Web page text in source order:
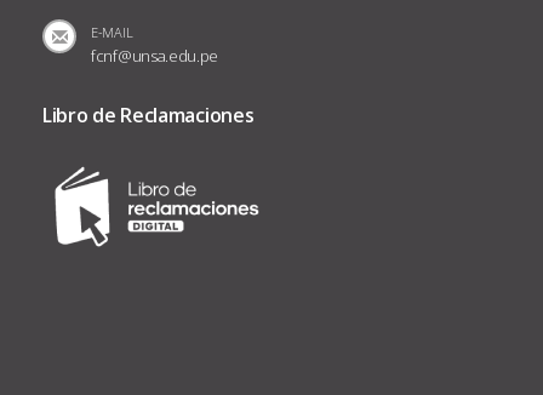
E-MAIL
fcnf@unsa.edu.pe
Libro de Reclamaciones